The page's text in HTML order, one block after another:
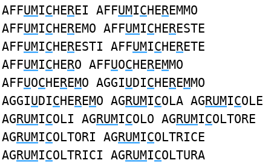
AFFUMICHEREI AFFUMICHEREMMO
AFFUMICHEREMO AFFUMICHERESTE
AFFUMICHERESTI AFFUMICHERETE
AFFUMICHERO AFFUOCHEREMMO
AFFUOCHEREMO AGGIUDICHEREMMO
AGGIUDICHEREMO AGRUMICOLA AGRUMICOLE
AGRUMICOLI AGRUMICOLO AGRUMICOLTORE
AGRUMICOLTORI AGRUMICOLTRICE
AGRUMICOLTRICI AGRUMICOLTURA